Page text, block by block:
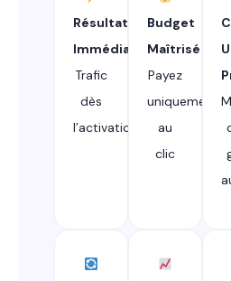
Résultats
Immédiats
Trafic
dès
l’activation
Budget
Maîtrisé
Payez
uniquement
au
clic